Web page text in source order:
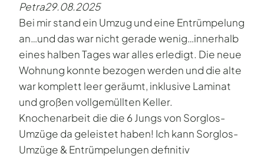
Petra29.08.2025
Bei mir stand ein Umzug und eine Entrümpelung
an…und das war nicht gerade wenig…innerhalb
eines halben Tages war alles erledigt. Die neue
Wohnung konnte bezogen werden und die alte
war komplett leer geräumt, inklusive Laminat
und großen vollgemüllten Keller.
Knochenarbeit die die 6 Jungs von Sorglos-
Umzüge da geleistet haben! Ich kann Sorglos-
Umzüge & Entrümpelungen definitiv